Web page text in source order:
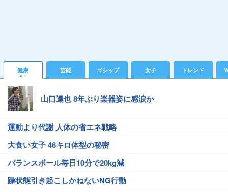
健康 芸能 ゴシップ 女子 トレンド
山口達也 8年ぶり楽器姿に感涙か
運動より代謝 人体の省エネ戦略
大食い女子 46キロ体型の秘密
バランスボール毎日10分で20kg減
躁状態引き起こしかねないNG行動